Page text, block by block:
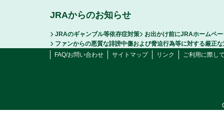
JRAからのお知らせ
JRAのギャンブル等依存症対策
お出かけ前にJRAホームペ
ファンからの悪質な誹謗中傷および脅迫行為等に対する厳正
FAQ/お問い合わせ
サイトマップ リンク ご利用に際し